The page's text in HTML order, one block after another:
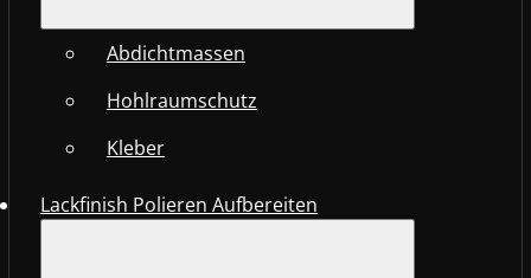
Abdichtmassen
Hohlraumschutz
Kleber
Lackfinish Polieren Aufbereiten